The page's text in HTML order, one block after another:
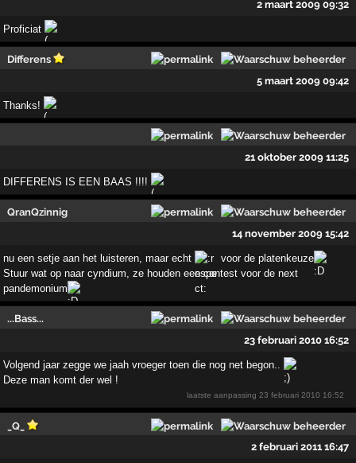
2 maart 2009 09:32
Proficiat
Differens
5 maart 2009 09:42
Thanks!
21 oktober 2009 11:25
DIFFERENS IS EEN BAAS !!!!
QranQzinnig
14 november 2009 15:42
nu een setje aan het luisteren, maar echt
voor de platenkeuze
Stuur wat op naar cyndium, ze houden een contest voor de next
pandemonium
...Bass...
23 februari 2010 16:52
Volgend jaar zegge we jaah vroeger toen die nog net begon..
Deze man komt der wel !
laatste aanpassing23 februari 2010 16:52
_Q_
2 februari 2011 16:47